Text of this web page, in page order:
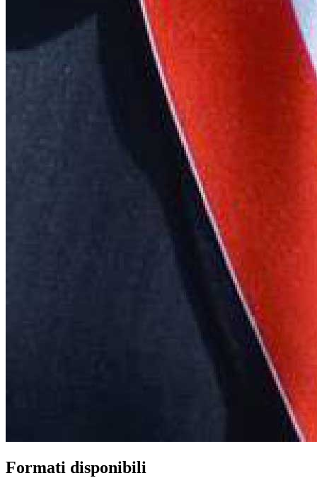
Formati disponibili